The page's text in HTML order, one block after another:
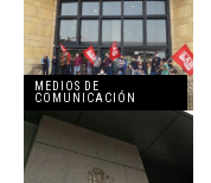
MEDIOS DE
COMUNICACIÓN